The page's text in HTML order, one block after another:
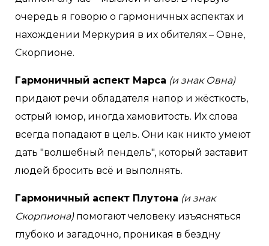
очередь я говорю о гармоничных аспектах и
нахождении Меркурия в их обителях – Овне,
Скорпионе.
Гармоничный аспект Марса (и знак Овна)
придают речи обладателя напор и жёсткость,
острый юмор, иногда хамовитость. Их слова
всегда попадают в цель. Они как никто умеют
дать "волшебный пендель", который заставит
людей бросить всё и выполнять.
Гармоничный аспект Плутона (и знак
Скорпиона)помогают человеку изъясняться
глубоко и загадочно, проникая в бездну